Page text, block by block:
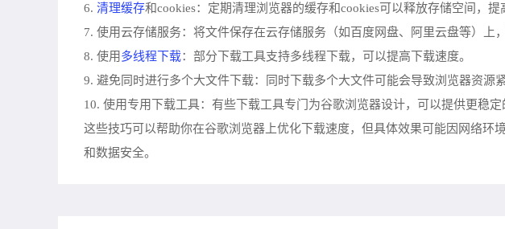
6. 清理缓存和cookies：定期清理浏览器的缓存和cookies可以释放存储空间，提
7. 使用云存储服务：将文件保存在云存储服务（如百度网盘、阿里云盘等）上
8. 使用多线程下载：部分下载工具支持多线程下载，可以提高下载速度。
9. 避免同时进行多个大文件下载：同时下载多个大文件可能会导致浏览器资源
10. 使用专用下载工具：有些下载工具专门为谷歌浏览器设计，可以提供更稳定
这些技巧可以帮助你在谷歌浏览器上优化下载速度，但具体效果可能因网络
和数据安全。